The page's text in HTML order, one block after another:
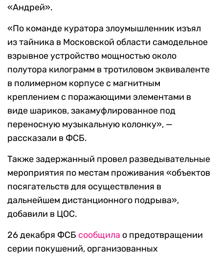
«Андрей».
«По команде куратора злоумышленник изъял
из тайника в Московской области самодельное
взрывное устройство мощностью около
полутора килограмм в тротиловом эквиваленте
в полимерном корпусе с магнитным
креплением с поражающими элементами в
виде шариков, закамуфлированное под
переносную музыкальную колонку», —
рассказали в ФСБ.
Также задержанный провел разведывательные
мероприятия по местам проживания «объектов
посягательств для осуществления в
дальнейшем дистанционного подрыва»,
добавили в ЦОС.
26 декабря ФСБ сообщила о предотвращении
серии покушений, организованных